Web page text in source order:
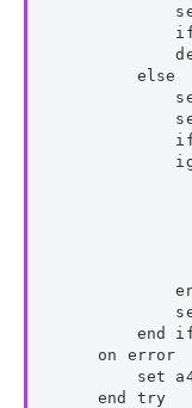
        else
end
    on error
set
    end try